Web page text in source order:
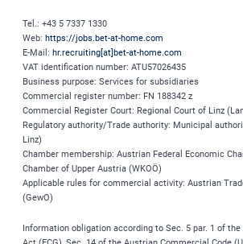
Tel.: +43 5 7337 1330
Web: https://jobs.bet-at-home.com
E-Mail: hr.recruiting[at]bet-at-home.com
VAT identification number: ATU57026435
Business purpose: Services for subsidiaries
Commercial register number: FN 188342 z
Commercial Register Court: Regional Court of Linz
Regulatory authority/Trade authority: Municipal
Linz)
Chamber membership: Austrian Federal Economic
Chamber of Upper Austria (WKOÖ)
Applicable rules for commercial activity: Austrian
(GewO)
Information obligation according to Sec. 5 par. 1 of